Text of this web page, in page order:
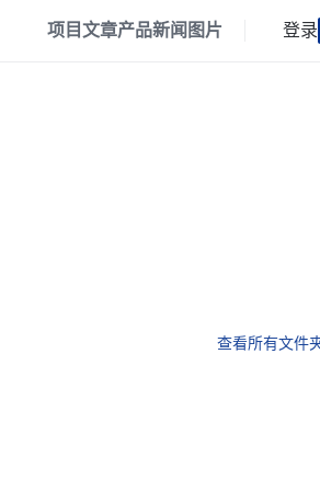
项目文章产品新闻 图片 登录
查看所有文件